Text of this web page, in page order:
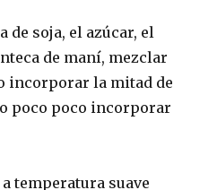
de soja, el azúcar, el
de maní, mezclar
incorporar la mitad de
poco poco incorporar
temperatura suave